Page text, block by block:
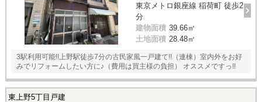
東京メトロ銀座線 稲荷町 徒歩2
分
建物面積 39.66㎡
土地面積 28.48㎡
3駅利用可能!!上野駅徒歩7分の古民家風一戸建て!!（連棟）室内外をお好
みでリフォームしたい方に♪（費用は買主様の負担） オススメですっ!!
東上野5丁目戸建